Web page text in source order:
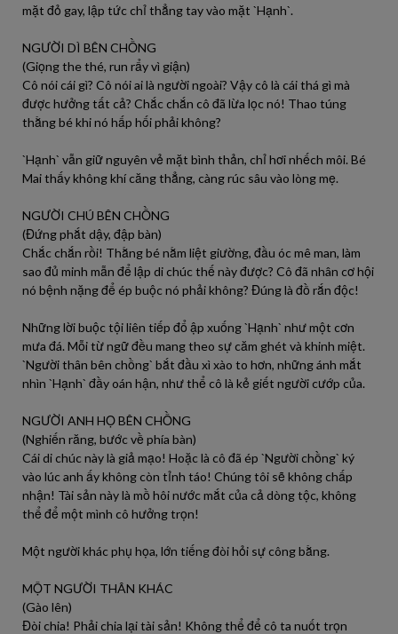
mặt đỏ gay, lập tức chỉ thẳng tay vào mặt `Hạnh`.
NGƯỜI DÌ BÊN CHỒNG
(Giọng the thé, run rẩy vì giận)
Cô nói cái gì? Cô nói ai là người ngoài? Vậy cô là cái thá gì mà
được hưởng tất cả? Chắc chắn cô đã lừa lọc nó! Thao túng
thằng bé khi nó hấp hối phải không?
`Hạnh` vẫn giữ nguyên vẻ mặt bình thản, chỉ hơi nhếch môi. Bé
Mai thấy không khí căng thẳng, càng rúc sâu vào lòng mẹ.
NGƯỜI CHÚ BÊN CHỒNG
(Đứng phắt dậy, đập bàn)
Chắc chắn rồi! Thằng bé nằm liệt giường, đầu óc mê man, làm
sao đủ minh mẫn để lập di chúc thế này được? Cô đã nhân cơ hội
nó bệnh nặng để ép buộc nó phải không? Đúng là đồ rắn độc!
Những lời buộc tội liên tiếp đổ ập xuống `Hạnh` như một cơn
mưa đá. Mỗi từ ngữ đều mang theo sự căm ghét và khinh miệt.
`Người thân bên chồng` bắt đầu xì xào to hơn, những ánh mắt
nhìn `Hạnh` đầy oán hận, như thể cô là kẻ giết người cướp của.
NGƯỜI ANH HỌ BÊN CHỒNG
(Nghiến răng, bước về phía bàn)
Cái di chúc này là giả mạo! Hoặc là cô đã ép `Người chồng` ký
vào lúc anh ấy không còn tỉnh táo! Chúng tôi sẽ không chấp
nhận! Tài sản này là mồ hôi nước mắt của cả dòng tộc, không
thể để một mình cô hưởng trọn!
Một người khác phụ họa, lớn tiếng đòi hỏi sự công bằng.
MỘT NGƯỜI THÂN KHÁC
(Gào lên)
Đòi chia! Phải chia lại tài sản! Không thể để cô ta nuốt trọn